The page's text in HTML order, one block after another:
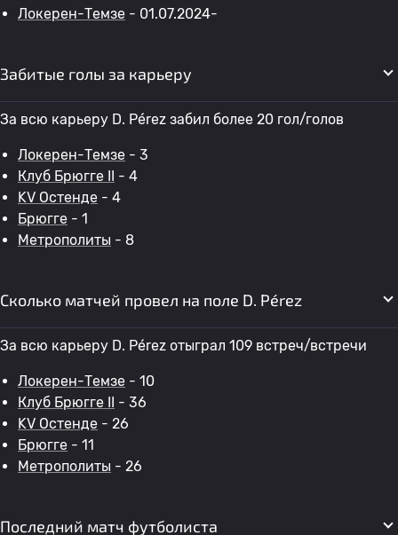
Локерен-Темзе - 01.07.2024-
Забитые голы за карьеру
За всю карьеру D. Pérez забил более 20 гол/голов
Локерен-Темзе - 3
Клуб Брюгге II - 4
KV Остенде - 4
Брюгге - 1
Метрополиты - 8
Сколько матчей провел на поле D. Pérez
За всю карьеру D. Pérez отыграл 109 встреч/встречи
Локерен-Темзе - 10
Клуб Брюгге II - 36
KV Остенде - 26
Брюгге - 11
Метрополиты - 26
Последний матч футболиста